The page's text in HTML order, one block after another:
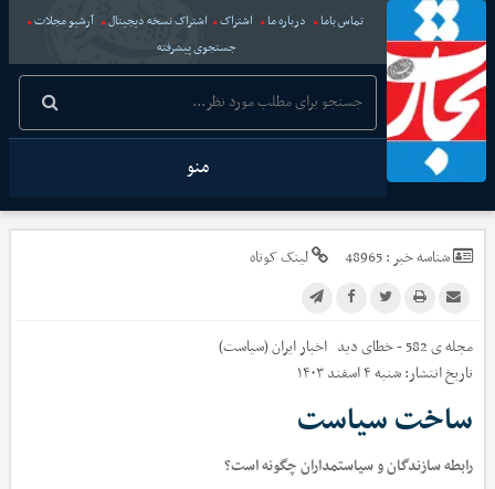
تماس باما درباره ما اشتراک اشتراک نسخه دیجیتال
آرشیو مجلات
جستجوی پیشرفته
منو
شناسه خبر :48965 لینک کوتاه
مجله ی 582 - خطای دید اخبارایران (سیاست)
تاریخ انتشار:شنبه ۴ اسفند ۱۴۰۳
ساخت سیاست
رابطه سازندگان و سیاستمداران چگونه است؟